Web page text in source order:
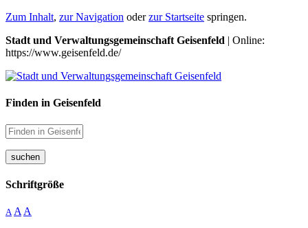
Zum Inhalt, zur Navigation oderzur Startseite springen.
Stadt und Verwaltungsgemeinschaft Geisenfeld | Online:
https://www.geisenfeld.de/
Finden in Geisenfeld
suchen
Schriftgröße
A A A